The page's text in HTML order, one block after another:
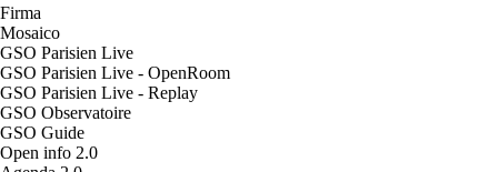
Firma
Mosaico
GSO Parisien Live
GSO Parisien Live - OpenRoom
GSO Parisien Live - Replay
GSO Observatoire
GSO Guide
Open info 2.0